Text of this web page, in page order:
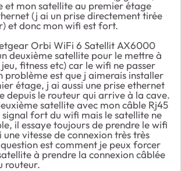
et mon satellite au premier étage
(j ai un prise directement tirée
et donc mon wifi est fort.
Orbi WiFi 6 Satellit AX6000
deuxième satellite pour le mettre à
fitness etc) car le wifi ne passer
problème est que j aimerais installer
étage, j ai aussi une prise ethernet
depuis le routeur qui arrive à la cave.
satellite avec mon câble Rj45
fort du wifi mais le satellite ne
il essaye toujours de prendre le wifi
vitesse de connexion très très
est comment je peux forcer
à prendre la connexion câblée
routeur.